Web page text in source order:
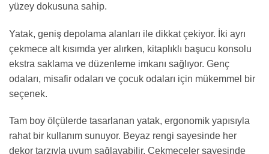
yüzey dokusuna sahip.
Yatak, geniş depolama alanları ile dikkat çekiyor. İki ayrı
çekmece alt kısımda yer alırken, kitaplıklı başucu konsolu
ekstra saklama ve düzenleme imkanı sağlıyor. Genç
odaları, misafir odaları ve çocuk odaları için mükemmel bir
seçenek.
Tam boy ölçülerde tasarlanan yatak, ergonomik yapısıyla
rahat bir kullanım sunuyor. Beyaz rengi sayesinde her
dekor tarzıyla uyum sağlayabilir. Çekmeceler sayesinde